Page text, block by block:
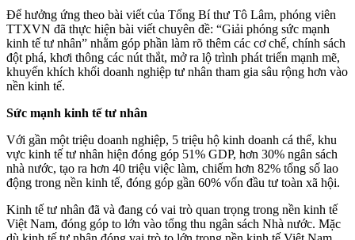
Để hưởng ứng theo bài viết của Tổng Bí thư Tô Lâm, phóng viên
TTXVN đã thực hiện bài viết chuyên đề: “Giải phóng sức mạnh
kinh tế tư nhân” nhằm góp phần làm rõ thêm các cơ chế, chính sách
đột phá, khơi thông các nút thắt, mở ra lộ trình phát triển mạnh mẽ,
khuyến khích khối doanh nghiệp tư nhân tham gia sâu rộng hơn vào
nền kinh tế.
Sức mạnh kinh tế tư nhân
Với gần một triệu doanh nghiệp, 5 triệu hộ kinh doanh cá thể, khu
vực kinh tế tư nhân hiện đóng góp 51% GDP, hơn 30% ngân sách
nhà nước, tạo ra hơn 40 triệu việc làm, chiếm hơn 82% tổng số lao
động trong nền kinh tế, đóng góp gần 60% vốn đầu tư toàn xã hội.
Kinh tế tư nhân đã và đang có vai trò quan trọng trong nền kinh tế
Việt Nam, đóng góp to lớn vào tổng thu ngân sách Nhà nước. Mặc